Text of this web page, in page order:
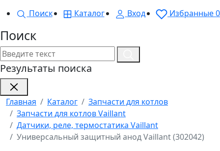
Поиск
Каталог Вход Избранные0
Поиск
Результаты поиска
Главная Каталог
Запчасти для котлов
Запчасти для котлов Vaillant
Датчики, реле, термостатика Vaillant
Универсальный защитный анод Vaillant (302042)